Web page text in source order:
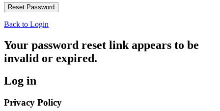
Back to Login
Your password reset link appears to be
invalid or expired.
Log in
Privacy Policy